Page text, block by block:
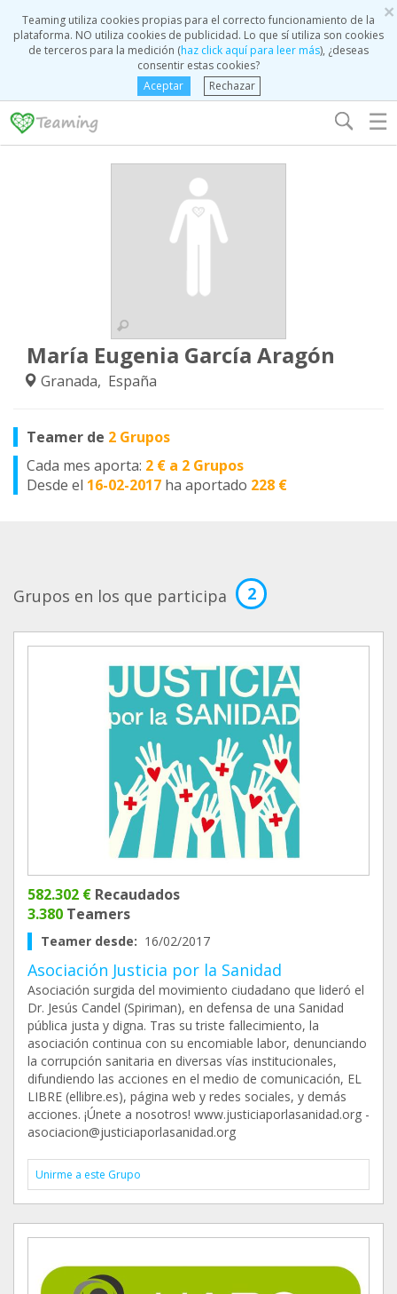
×
Teaming utiliza cookies propias para el correcto funcionamiento de la
plataforma. NO utiliza cookies de publicidad. Lo que sí utiliza son cookies
de terceros para la medición (haz click aquí para leer más), ¿deseas
consentir estas cookies?
Aceptar
Rechazar
☰
María Eugenia García Aragón
Granada, España
Teamer de 2 Grupos
Cada mes aporta: 2 € a 2 Grupos
Desde el 16-02-2017 ha aportado 228 €
Grupos en los que participa 2
582.302 € Recaudados
3.380 Teamers
Teamer desde: 16/02/2017
Asociación Justicia por la Sanidad
Asociación surgida del movimiento ciudadano que lideró el
Dr. Jesús Candel (Spiriman), en defensa de una Sanidad
pública justa y digna. Tras su triste fallecimiento, la
asociación continua con su encomiable labor, denunciando
la corrupción sanitaria en diversas vías institucionales,
difundiendo las acciones en el medio de comunicación, EL
LIBRE (ellibre.es), página web y redes sociales, y demás
acciones. ¡Únete a nosotros! www.justiciaporlasanidad.org -
asociacion@justiciaporlasanidad.org
Unirme a este Grupo